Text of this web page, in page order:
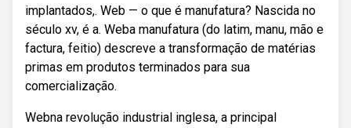
implantados,. Web — o que é manufatura? Nascida no
século xv, é a. Weba manufatura (do latim, manu, mão e
factura, feitio) descreve a transformação de matérias
primas em produtos terminados para sua
comercialização.
Webna revolução industrial inglesa, a principal